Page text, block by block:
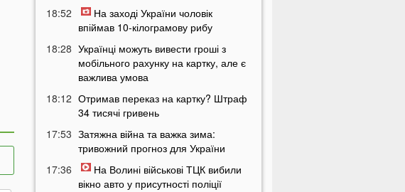
18:52
На заході України чоловік
впіймав 10-кілограмову рибу
18:28 Українці можуть вивести гроші з
мобільного рахунку на картку, але є
важлива умова
18:12 Отримав переказ на картку? Штраф
34 тисячі гривень
17:53 Затяжна війна та важка зима:
тривожний прогноз для України
17:36
На Волині військові ТЦК вибили
вікно авто у присутності поліції